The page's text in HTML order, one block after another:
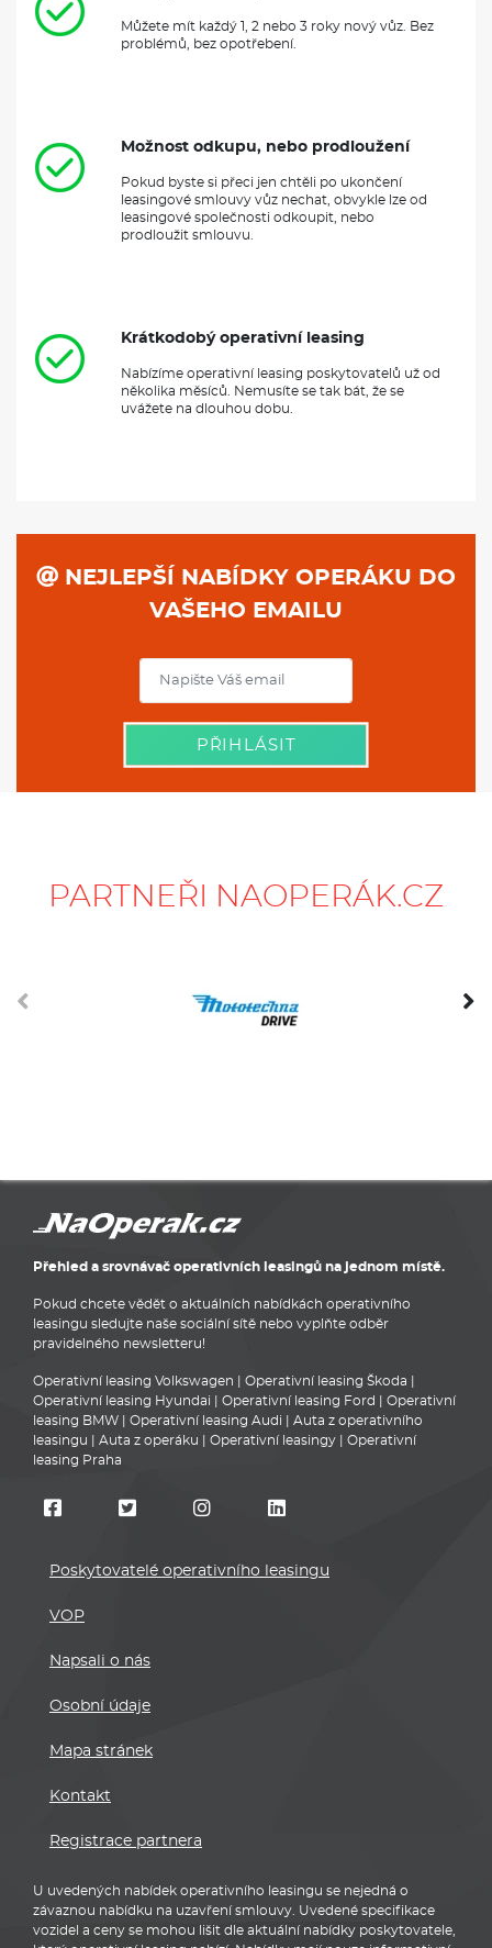
Můžete mít každý 1, 2 nebo 3 roky nový vůz. Bez
problémů, bez opotřebení.
Možnost odkupu, nebo prodloužení
Pokud byste si přeci jen chtěli po ukončení
leasingové smlouvy vůz nechat, obvykle lze od
leasingové společnosti odkoupit, nebo
prodloužit smlouvu.
Krátkodobý operativní leasing
Nabízíme operativní leasing poskytovatelů už od
několika měsíců. Nemusíte se tak bát, že se
uvážete na dlouhou dobu.
NEJLEPŠÍ NABÍDKY OPERÁKU DO
VAŠEHO EMAILU
PŘIHLÁSIT
PARTNEŘI NAOPERÁK.CZ
Přehled a srovnávač operativních leasingů na jednom místě.
Pokud chcete vědět o aktuálních nabídkách operativního
leasingu sledujte naše sociální sítě nebo vyplňte odběr
pravidelného newsletteru!
Operativní leasing Volkswagen Operativní leasing Škoda
Operativní leasing Hyundai
Operativní leasing Ford
Operativní
leasing BMW
Operativní leasing Audi
Auta z operativního
leasingu
Auta z operáku Operativní leasingy
Operativní
leasing Praha
Poskytovatelé operativního leasingu
VOP
Napsali o nás
Osobní údaje
Mapa stránek
Kontakt
Registrace partnera
U uvedených nabídek operativního leasingu se nejedná o
závaznou nabídku na uzavření smlouvy. Uvedené specifikace
vozidel a ceny se mohou lišit dle aktuální nabídky poskytovatele,